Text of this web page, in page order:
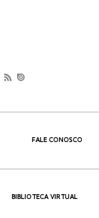
FALE CONOSCO
BIBLIOTECA VIRTUAL